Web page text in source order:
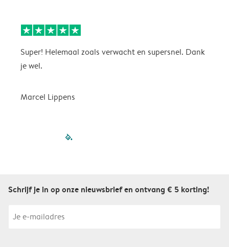
Super! Helemaal zoals verwacht en supersnel. Dank
je wel.
Marcel Lippens
filled-pagination
Schrijf je in op onze nieuwsbrief en ontvang € 5 korting!